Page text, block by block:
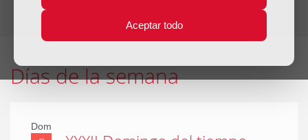
Aceptar todo
Días de la semana
Dom